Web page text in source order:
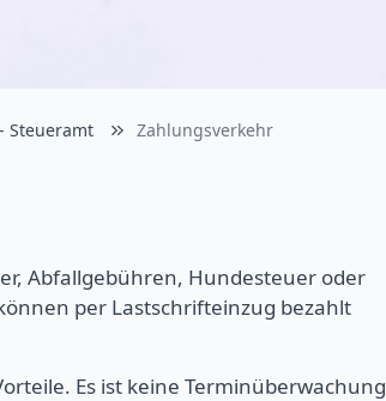
Steueramt Zahlungsverkehr
Abfallgebühren, Hundesteuer oder
per Lastschrifteinzug bezahlt
Es ist keine Terminüberwachung